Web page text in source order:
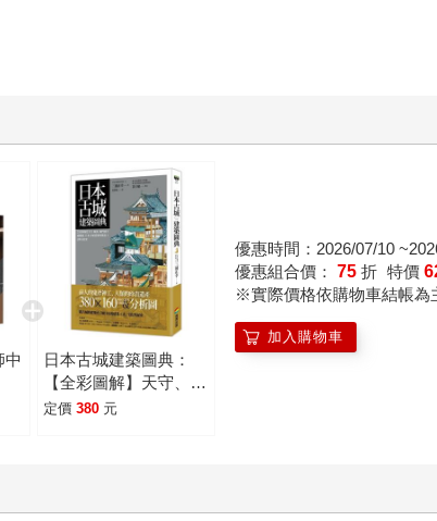
中
日本古城建築圖典：
【全彩圖解】天守、城
郭、城門到守城機關，
定價 380 元
優惠時間：2026/07/10
優惠組合價： 75 折 特價
※實際價格依購物車結帳為
加入購物車